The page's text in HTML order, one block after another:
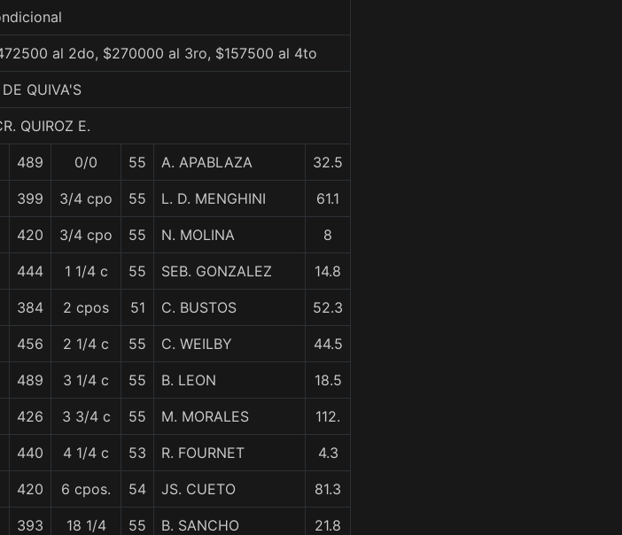
al 2do, $270000 al 3ro, $157500 al 4to
QUIVA'S
QUIROZ E.
489 0/0 55 A. APABLAZA 32.5
399 3/4 cpo 55 L. D. MENGHINI 61.1
420 3/4 cpo 55 N. MOLINA 8
444 1 1/4 c 55 SEB. GONZALEZ 14.8
384 2 cpos 51 C. BUSTOS 52.3
456 2 1/4 c 55 C. WEILBY 44.5
489 3 1/4 c 55 B. LEON 18.5
426 3 3/4 c 55 M. MORALES 112.
440 4 1/4 c 53 R. FOURNET 4.3
420 6 cpos. 54 JS. CUETO 81.3
393 18 1/4 55 B. SANCHO 21.8